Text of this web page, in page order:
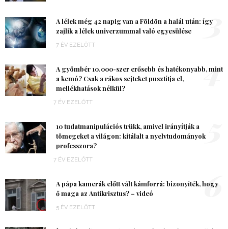
A lélek még 42 napig van a Földön a halál után: így
zajlik a lélek univerzummal való egyesülése
7 ÉV EZELŐTT
3
A gyömbér 10.000-szer erősebb és hatékonyabb, mint
a kemó? Csak a rákos sejteket pusztítja el,
mellékhatások nélkül?
7 ÉV EZELŐTT
4
10 tudatmanipulációs trükk, amivel irányítják a
tömegeket a világon: kitálalt a nyelvtudományok
professzora?
7 ÉV EZELŐTT
A pápa kamerák előtt vált kámforrá: bizonyíték, hogy
ő maga az Antikrisztus? – videó
5 ÉV EZELŐTT
6